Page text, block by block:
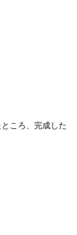
ころ、完成した